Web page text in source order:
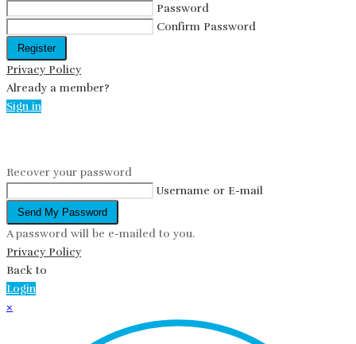
Password
Confirm Password
Register
Privacy Policy
Already a member?
Sign in
Recover your password
Username or E-mail
Send My Password
A password will be e-mailed to you.
Privacy Policy
Back to
Login
×